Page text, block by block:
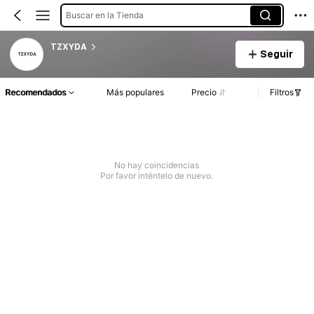
Buscar en la Tienda
TZXYDA
Seguir
Recomendados Más populares Precio Filtros
No hay coincidencias
Por favor inténtelo de nuevo.